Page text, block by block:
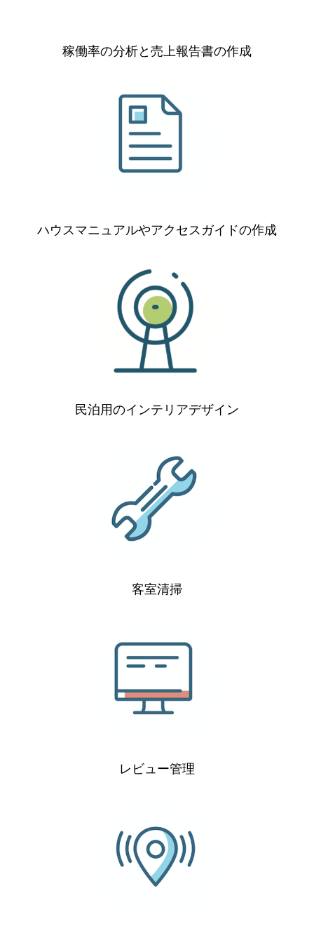
稼働率の分析と売上報告書の作成
ハウスマニュアルやアクセスガイドの作成
民泊用のインテリアデザイン
客室清掃
レビュー管理